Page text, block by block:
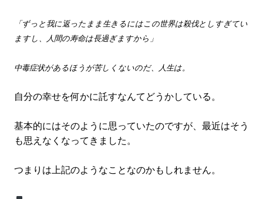
「ずっと我に返ったまま生きるにはこの世界は殺伐としすぎてい
ますし、人間の寿命は長過ぎますから」
中毒症状があるほうが苦しくないのだ、人生は。
自分の幸せを何かに託すなんてどうかしている。
基本的にはそのように思っていたのですが、最近はそう
も思えなくなってきました。
つまりは上記のようなことなのかもしれません。